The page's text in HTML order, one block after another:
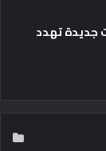
جديدة تهدد